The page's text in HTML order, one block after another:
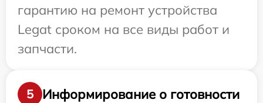
гарантию на ремонт устройства
Legat сроком на все виды работ и
запчасти.
5
Информирование о готовности